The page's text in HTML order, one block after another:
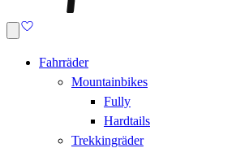
Fahrräder
Mountainbikes
Fully
Hardtails
Trekkingräder